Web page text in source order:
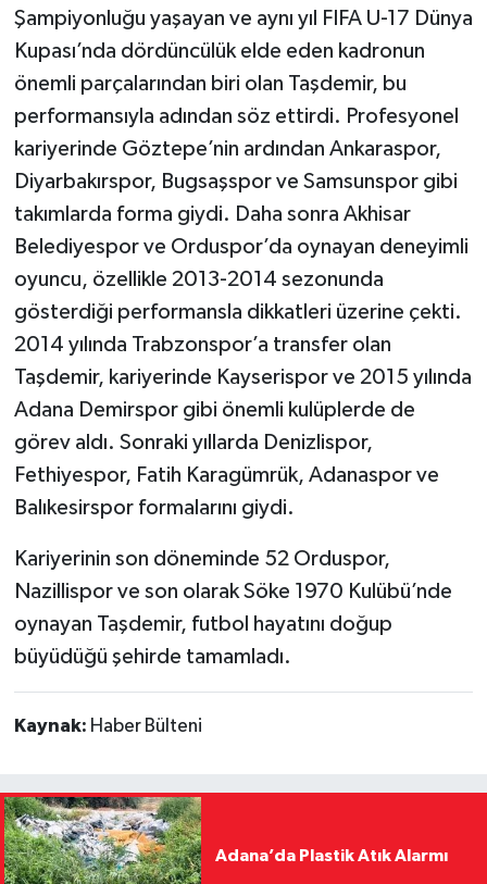
Şampiyonluğu yaşayan ve aynı yıl FIFA U-17 Dünya
Kupası’nda dördüncülük elde eden kadronun
önemli parçalarından biri olan Taşdemir, bu
performansıyla adından söz ettirdi. Profesyonel
kariyerinde Göztepe’nin ardından Ankaraspor,
Diyarbakırspor, Bugsaşspor ve Samsunspor gibi
takımlarda forma giydi. Daha sonra Akhisar
Belediyespor ve Orduspor’da oynayan deneyimli
oyuncu, özellikle 2013-2014 sezonunda
gösterdiği performansla dikkatleri üzerine çekti.
2014 yılında Trabzonspor’a transfer olan
Taşdemir, kariyerinde Kayserispor ve 2015 yılında
Adana Demirspor gibi önemli kulüplerde de
görev aldı. Sonraki yıllarda Denizlispor,
Fethiyespor, Fatih Karagümrük, Adanaspor ve
Balıkesirspor formalarını giydi.
Kariyerinin son döneminde 52 Orduspor,
Nazillispor ve son olarak Söke 1970 Kulübü’nde
oynayan Taşdemir, futbol hayatını doğup
büyüdüğü şehirde tamamladı.
Kaynak: Haber Bülteni
Adana’da Plastik Atık Alarmı